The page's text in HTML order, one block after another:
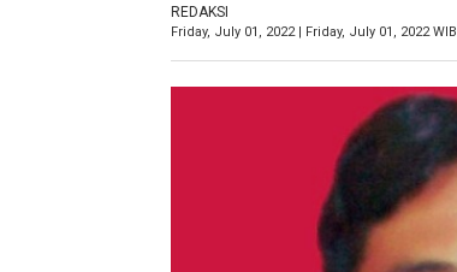
REDAKSI
Friday, July 01, 2022 | Friday, July 01, 2022 WIB